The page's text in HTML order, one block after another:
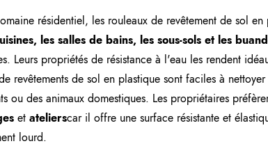
résidentiel, les rouleaux de revêtement de sol
les salles de bains, les sous-sols et les
Leurs propriétés de résistance à l'eau les rendent
revêtements de sol en plastique sont faciles à
ou des animaux domestiques. Les propriétaires
et atelierscar il offre une surface résistante et
lourd.